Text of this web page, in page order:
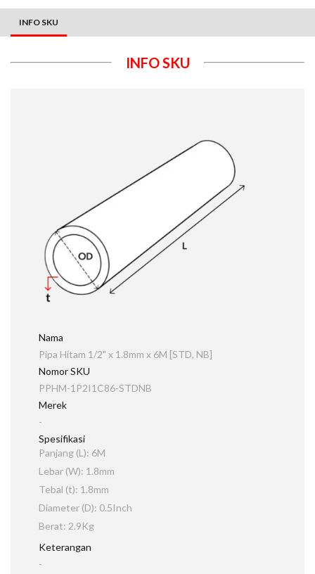
INFO SKU
INFO SKU
Nama
Pipa Hitam 1/2" x 1.8mm x 6M [STD, NB]
Nomor SKU
PPHM-1P2I1C86-STDNB
Merek
-
Spesifikasi
Panjang (L): 6M
Lebar (W): 1.8mm
Tebal (t): 1.8mm
Diameter (D): 0.5Inch
Berat: 2.9Kg
Keterangan
-